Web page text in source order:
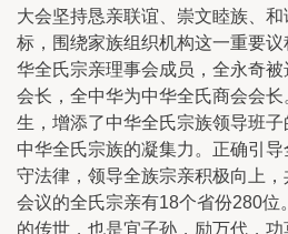
大会坚持恳亲联谊、崇文睦族、
标，围绕家族组织机构这一重要
华全氏宗亲理事会成员，全永奇
会长，全中华为中华全氏商会会
生，增添了中华全氏宗族领导班
中华全氏宗族的凝集力。正确引
守法律，领导全族宗亲积极向上
会议的全氏宗亲有18个省份280位
的传世，也是宜子孙，励万代，功